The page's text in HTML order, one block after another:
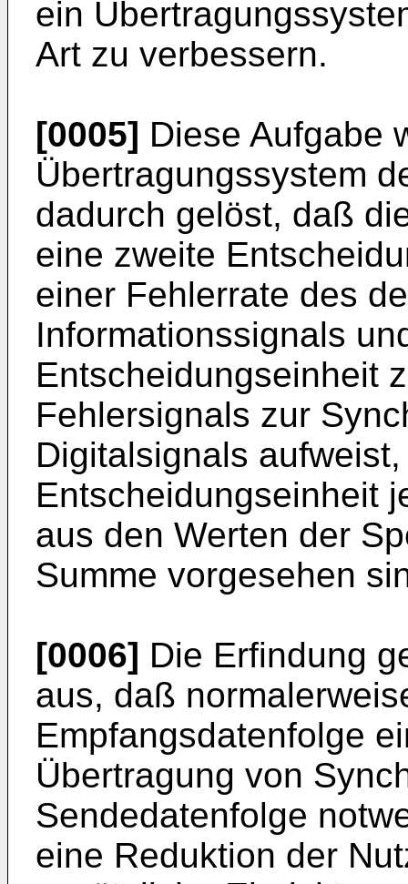
ein
Art zu verbessern.
[0005] Diese Aufgabe
Übertragungssystem
dadurch gelöst, daß
eine zweite
einer Fehlerrate des
Informationssignals
Entscheidungseinheit
Fehlersignals zur
Digitalsignals
Entscheidungseinheit
aus den Werten der
Summe vorgesehen
[0006] Die Erfindung
aus, daß
Empfangsdatenfolge
Übertragung von
Sendedatenfolge
eine Reduktion der